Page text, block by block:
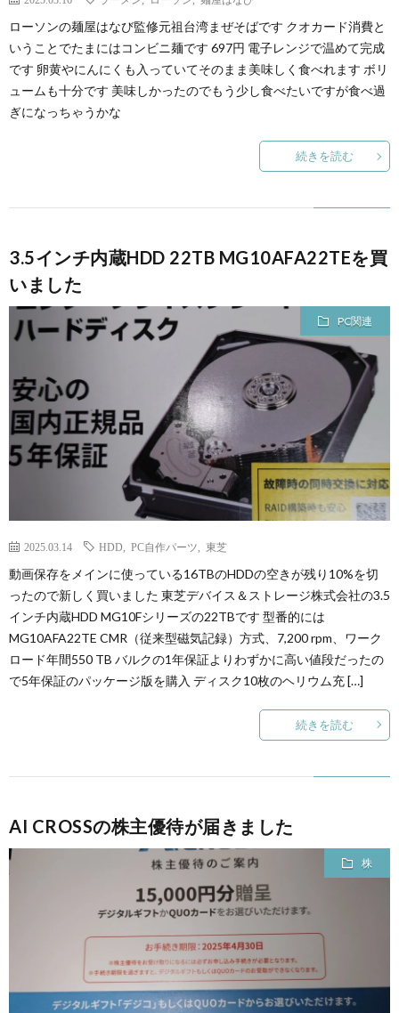
ローソンの麺屋はなび監修元祖台湾まぜそばです クオカード消費と
いうことでたまにはコンビニ麺です 697円 電子レンジで温めて完成
です 卵黄やにんにくも入っていてそのまま美味しく食べれます ボリ
ュームも十分です 美味しかったのでもう少し食べたいですが食べ過
ぎになっちゃうかな
続きを読む
3.5インチ内蔵HDD 22TB MG10AFA22TEを買
いました
PC関連
2025.03.14 HDD PC自作パーツ 東芝
動画保存をメインに使っている16TBのHDDの空きが残り10%を切
ったので新しく買いました 東芝デバイス＆ストレージ株式会社の3.5
インチ内蔵HDD MG10Fシリーズの22TBです 型番的には
MG10AFA22TE CMR（従来型磁気記録）方式、7,200 rpm、ワーク
ロード年間550 TB バルクの1年保証よりわずかに高い値段だったの
で5年保証のパッケージ版を購入 ディスク10枚のヘリウム充 […]
続きを読む
AI CROSSの株主優待が届きました
株